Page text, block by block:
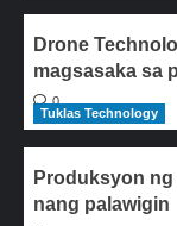
Drone
magsasaka sa
0
Tuklas Technology
Produksyon
nang palawigin